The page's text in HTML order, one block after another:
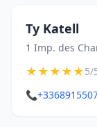
Ty Katell
1 Imp. des
★★★★★5/
📞